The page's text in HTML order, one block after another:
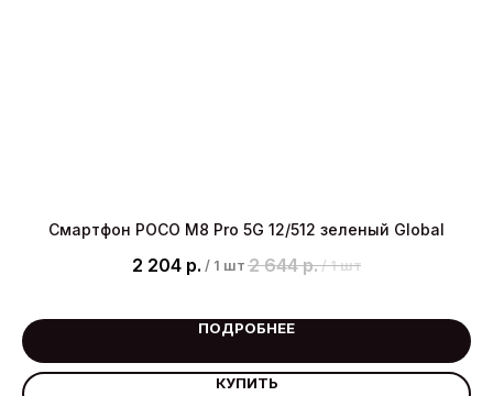
Смартфон POCO M8 Pro 5G 12/512 зеленый Global
2 204 р. / 1 шт 2 644 р. / 1 шт
ПОДРОБНЕЕ
КУПИТЬ